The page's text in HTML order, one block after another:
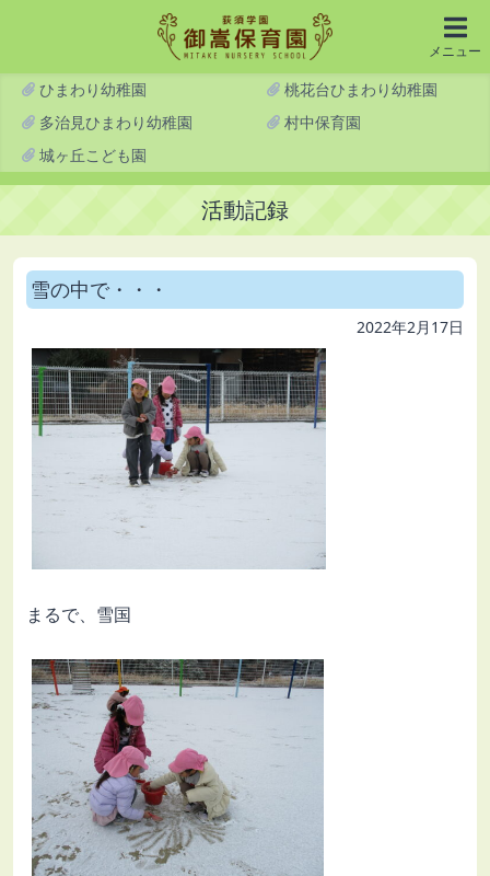
メニュー
ひまわり幼稚園
桃花台ひまわり幼稚園
多治見ひまわり幼稚園
村中保育園
城ヶ丘こども園
活動記録
雪の中で・・・
2022年2月17日
まるで、雪国